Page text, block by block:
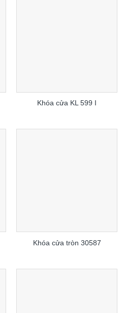
Khóa cửa KL 599 I
Khóa cửa tròn 30587